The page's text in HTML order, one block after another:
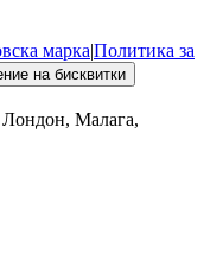
марка|Политика за
на бисквитки
Малага,